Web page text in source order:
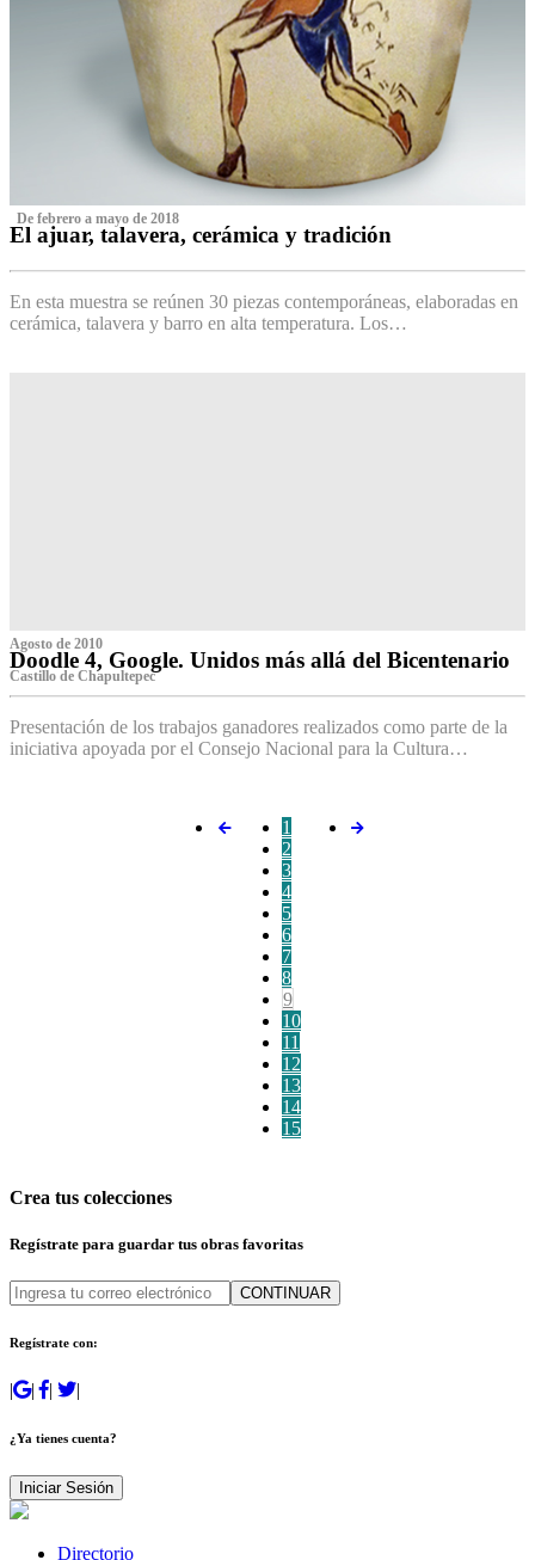
‌ De febrero a mayo de 2018
El ajuar, talavera, cerámica y tradición
En esta muestra se reúnen 30 piezas contemporáneas, elaboradas en
cerámica, talavera y barro en alta temperatura. Los…
Agosto de 2010
Doodle 4, Google. Unidos más allá del Bicentenario
Castillo de Chapultepec
Presentación de los trabajos ganadores realizados como parte de la
iniciativa apoyada por el Consejo Nacional para la Cultura…
1
2
3
4
5
6
7
8
9
10
11
12
13
14
15
Crea tus colecciones
Regístrate para guardar tus obras favoritas
CONTINUAR
Regístrate con:
| | | |
¿Ya tienes cuenta?
Iniciar Sesión
Directorio